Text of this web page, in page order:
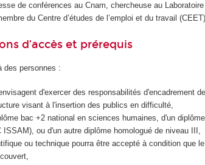
de conférences au Cnam, chercheuse au
du Centre d’études de l’emploi et du travail (CEET)
d’accès et prérequis
des personnes :
d'exercer des responsabilités d'encadrement
visant à l'insertion des publics en difficulté,
bac +2 national en sciences humaines, d'un
ISSAM), ou d'un autre diplôme homologué de niveau III,
ou technique pourra être accepté à condition que